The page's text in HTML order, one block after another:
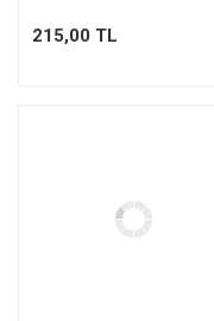
215,00 TL